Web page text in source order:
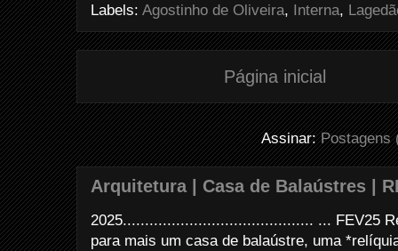
o
k
r
e
s
t
Labels: Agostinho de Oliveira, Interna,
Página inicial
Assinar:Postagens
Arquitetura | Casa de Balaústres |
2025........................................... ... FEV25
para mais um casa de balaústre, uma